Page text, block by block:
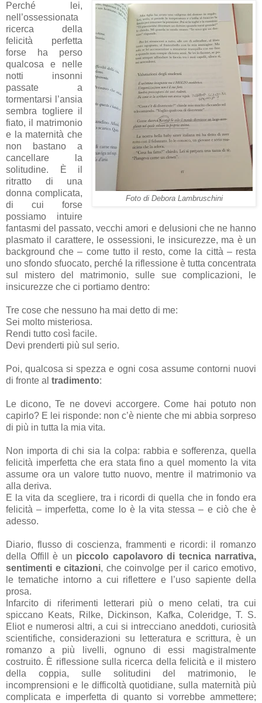
Foto di Debora Lambruschini
Perché lei,
nell’ossessionata
ricerca della
felicità perfetta
forse ha perso
qualcosa e nelle
notti insonni
passate a
tormentarsi l’ansia
sembra togliere il
fiato, il matrimonio
e la maternità che
non bastano a
cancellare la
solitudine. È il
ritratto di una
donna complicata,
di cui forse
possiamo intuire
fantasmi del passato, vecchi amori e delusioni che ne hanno
plasmato il carattere, le ossessioni, le insicurezze, ma è un
background che – come tutto il resto, come la città – resta
uno sfondo sfuocato, perché la riflessione è tutta concentrata
sul mistero del matrimonio, sulle sue complicazioni, le
insicurezze che ci portiamo dentro:
Tre cose che nessuno ha mai detto di me:
Sei molto misteriosa.
Rendi tutto così facile.
Devi prenderti più sul serio.
Poi, qualcosa si spezza e ogni cosa assume contorni nuovi
di fronte al tradimento:
Le dicono, Te ne dovevi accorgere. Come hai potuto non
capirlo? E lei risponde: non c’è niente che mi abbia sorpreso
di più in tutta la mia vita.
Non importa di chi sia la colpa: rabbia e sofferenza, quella
felicità imperfetta che era stata fino a quel momento la vita
assume ora un valore tutto nuovo, mentre il matrimonio va
alla deriva.
E la vita da scegliere, tra i ricordi di quella che in fondo era
felicità – imperfetta, come lo è la vita stessa – e ciò che è
adesso.
Diario, flusso di coscienza, frammenti e ricordi: il romanzo
della Offill è un piccolo capolavoro di tecnica narrativa,
sentimenti e citazioni, che coinvolge per il carico emotivo,
le tematiche intorno a cui riflettere e l’uso sapiente della
prosa.
Infarcito di riferimenti letterari più o meno celati, tra cui
spiccano Keats, Rilke, Dickinson, Kafka, Coleridge, T. S.
Eliot e numerosi altri, a cui si intrecciano aneddoti, curiosità
scientifiche, considerazioni su letteratura e scrittura, è un
romanzo a più livelli, ognuno di essi magistralmente
costruito. È riflessione sulla ricerca della felicità e il mistero
della coppia, sulle solitudini del matrimonio, le
incomprensioni e le difficoltà quotidiane, sulla maternità più
complicata e imperfetta di quanto si vorrebbe ammettere;